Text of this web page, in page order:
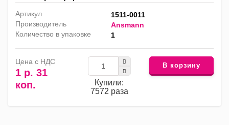
Артикул
1511-0011
Производитель
Ansmann
Количество в упаковке
1
Цена с НДС
1 р. 31
коп.
Купили:
7572 раза
В корзину